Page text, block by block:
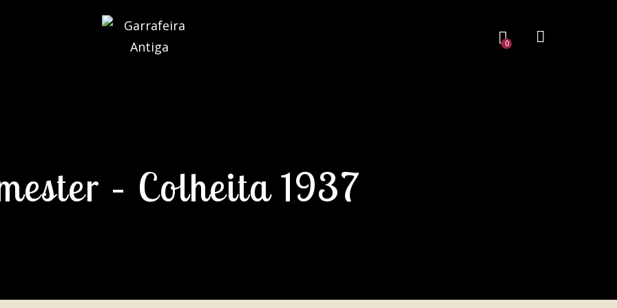
0
– Colheita 1937